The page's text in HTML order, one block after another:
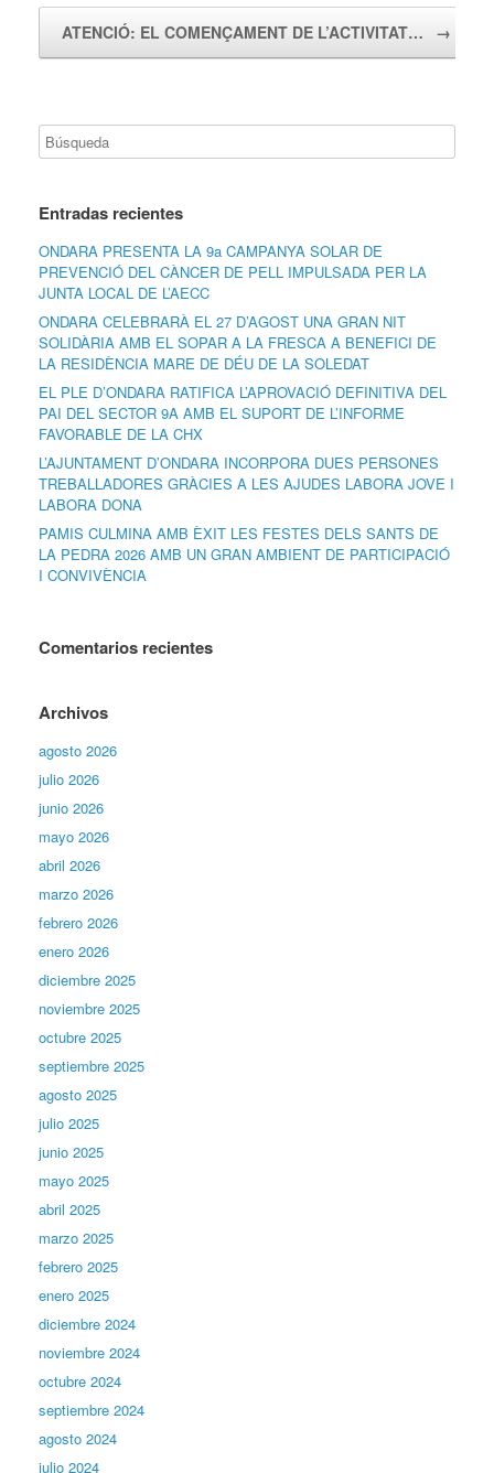
ATENCIÓ: EL COMENÇAMENT DE L’ACTIVITAT… →
Entradas recientes
ONDARA PRESENTA LA 9a CAMPANYA SOLAR DE
PREVENCIÓ DEL CÀNCER DE PELL IMPULSADA PER LA
JUNTA LOCAL DE L’AECC
ONDARA CELEBRARÀ EL 27 D’AGOST UNA GRAN NIT
SOLIDÀRIA AMB EL SOPAR A LA FRESCA A BENEFICI DE
LA RESIDÈNCIA MARE DE DÉU DE LA SOLEDAT
EL PLE D’ONDARA RATIFICA L’APROVACIÓ DEFINITIVA DEL
PAI DEL SECTOR 9A AMB EL SUPORT DE L’INFORME
FAVORABLE DE LA CHX
L’AJUNTAMENT D’ONDARA INCORPORA DUES PERSONES
TREBALLADORES GRÀCIES A LES AJUDES LABORA JOVE I
LABORA DONA
PAMIS CULMINA AMB ÈXIT LES FESTES DELS SANTS DE
LA PEDRA 2026 AMB UN GRAN AMBIENT DE PARTICIPACIÓ
I CONVIVÈNCIA
Comentarios recientes
Archivos
agosto 2026
julio 2026
junio 2026
mayo 2026
abril 2026
marzo 2026
febrero 2026
enero 2026
diciembre 2025
noviembre 2025
octubre 2025
septiembre 2025
agosto 2025
julio 2025
junio 2025
mayo 2025
abril 2025
marzo 2025
febrero 2025
enero 2025
diciembre 2024
noviembre 2024
octubre 2024
septiembre 2024
agosto 2024
julio 2024